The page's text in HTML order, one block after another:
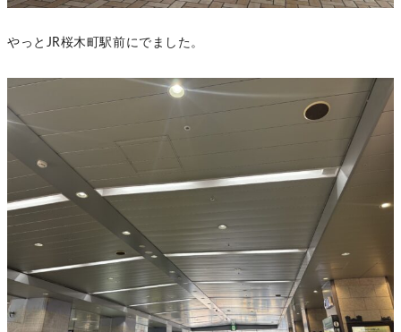
やっとJR桜木町駅前にでました。